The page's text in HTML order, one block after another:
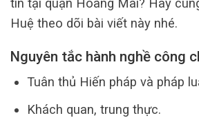
tín tại quận Hoàng Mai? Hãy
Huệ theo dõi bài viết này nhé.
Nguyên tắc hành nghề công
Tuân thủ Hiến pháp và pháp
Khách quan, trung thực.